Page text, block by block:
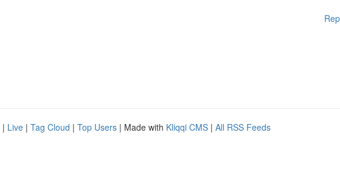
| Live | Tag Cloud | Top Users | Made with Kliqqi CMS | All RSS Feeds